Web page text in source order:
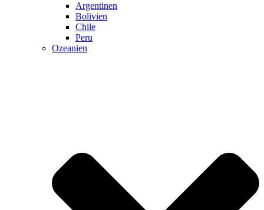
Argentinen
Bolivien
Chile
Peru
Ozeanien